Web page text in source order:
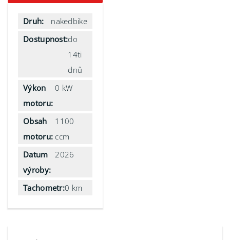
Druh:
nakedbike
Dostupnost:do
14ti
dnů
Výkon
motoru:
0 kW
Obsah
motoru:
1100
ccm
Datum
výroby:
2026
Tachometr:0 km